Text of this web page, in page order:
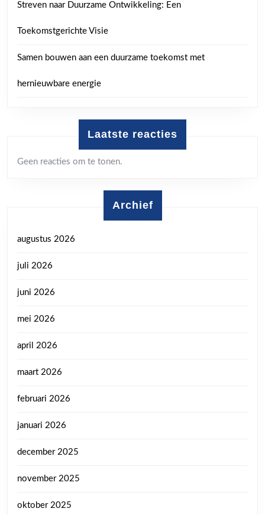
Streven naar Duurzame Ontwikkeling: Een
Toekomstgerichte Visie
Samen bouwen aan een duurzame toekomst met
hernieuwbare energie
Laatste reacties
Geen reacties om te tonen.
Archief
augustus 2026
juli 2026
juni 2026
mei 2026
april 2026
maart 2026
februari 2026
januari 2026
december 2025
november 2025
oktober 2025